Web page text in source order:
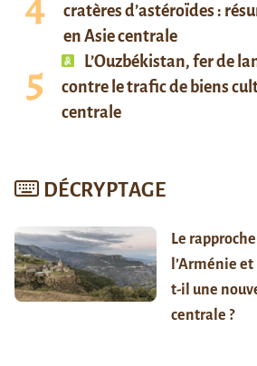
cratères d’astéroïdes :
en Asie centrale
L’Ouzbékistan, fer de
contre le trafic de biens
centrale
DÉCRYPTAGE
Le
l’Arménie
t-il une
centrale ?